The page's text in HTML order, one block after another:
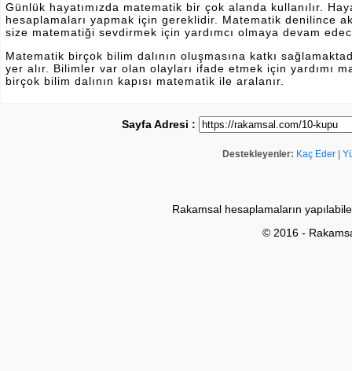
Günlük hayatımızda matematik bir çok alanda kullanılır.
hesaplamaları yapmak için gereklidir. Matematik denilince
size matematiği sevdirmek için yardımcı olmaya devam
Matematik birçok bilim dalının oluşmasına katkı
yer alır. Bilimler var olan olayları ifade etmek için yardımı
birçok bilim dalının kapısı matematik ile aralanır.
Sayfa Adresi :
Destekleyenler: Kaç Eder
Rakamsal hesaplamaların
© 2016 -